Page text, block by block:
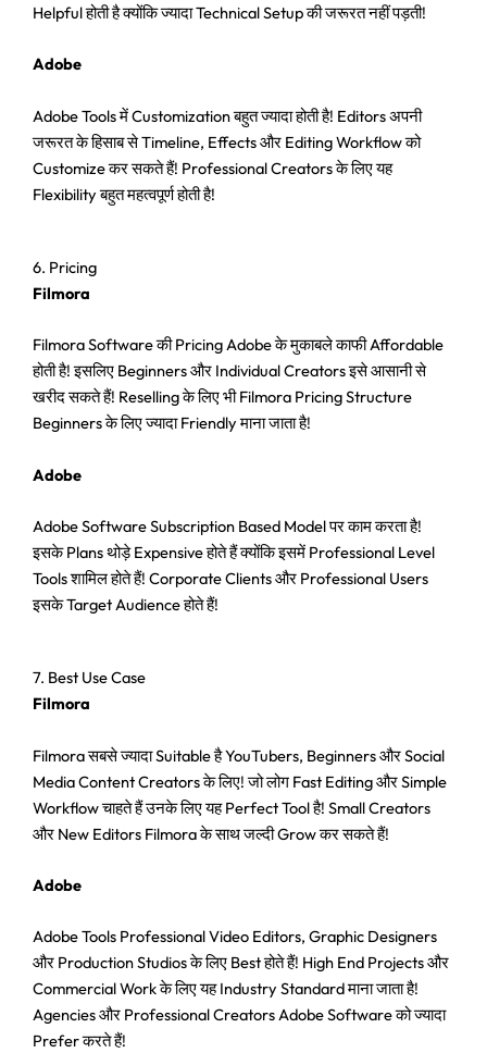
Helpful होती है क्योंकि ज्यादा Technical Setup की जरूरत नहीं पड़ती!
Adobe
Adobe Tools में Customization बहुत ज्यादा होती है! Editors अपनी
जरूरत के हिसाब से Timeline, Effects और Editing Workflow को
Customize कर सकते हैं! Professional Creators के लिए यह
Flexibility बहुत महत्वपूर्ण होती है!
6. Pricing
Filmora
Filmora Software की Pricing Adobe के मुकाबले काफी Affordable
होती है! इसलिए Beginners और Individual Creators इसे आसानी से
खरीद सकते हैं! Reselling के लिए भी Filmora Pricing Structure
Beginners के लिए ज्यादा Friendly माना जाता है!
Adobe
Adobe Software Subscription Based Model पर काम करता है!
इसके Plans थोड़े Expensive होते हैं क्योंकि इसमें Professional Level
Tools शामिल होते हैं! Corporate Clients और Professional Users
इसके Target Audience होते हैं!
7. Best Use Case
Filmora
Filmora सबसे ज्यादा Suitable है YouTubers, Beginners और Social
Media Content Creators के लिए! जो लोग Fast Editing और Simple
Workflow चाहते हैं उनके लिए यह Perfect Tool है! Small Creators
और New Editors Filmora के साथ जल्दी Grow कर सकते हैं!
Adobe
Adobe Tools Professional Video Editors, Graphic Designers
और Production Studios के लिए Best होते हैं! High End Projects और
Commercial Work के लिए यह Industry Standard माना जाता है!
Agencies और Professional Creators Adobe Software को ज्यादा
Prefer करते हैं!